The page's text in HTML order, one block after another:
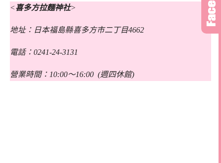
<喜多方拉麵神社>
地址：日本福島縣喜多方市二丁目4662
電話：0241-24-3131
營業時間：10:00～16:00 (週四休館)